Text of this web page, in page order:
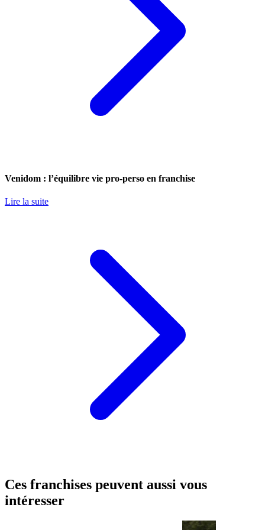
Venidom : l’équilibre vie pro-perso en franchise
Lire la suite
Ces franchises peuvent aussi vous
intéresser